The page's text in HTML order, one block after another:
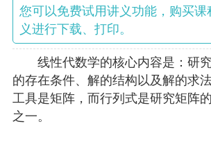
您可以免费试用讲义功能，购买
义进行下载、打印。
线性代数学的核心内容是：研
的存在条件、解的结构以及解的求
工具是矩阵，而行列式是研究矩阵
之一。